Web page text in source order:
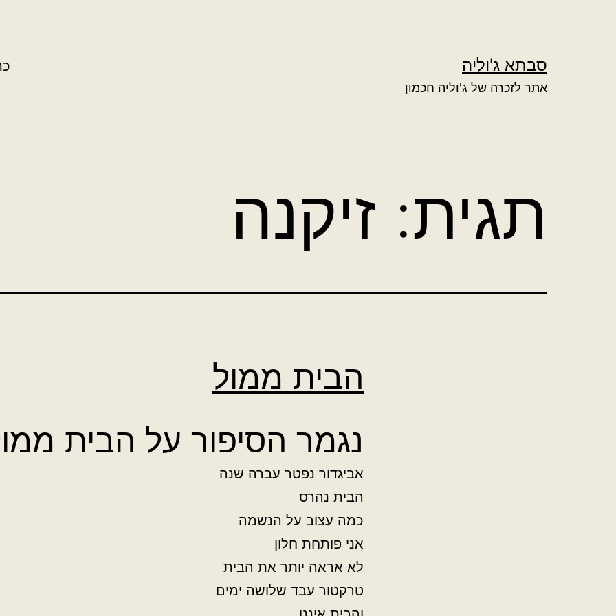
סבתא ג'וליה
אתר לזכרה של ג'וליה חכמון
תגית: זיקנה
הבית ממול
נגמר הסיפור על הבית
אביגדור נפטר עברה שנה
הבית נהרס
כמה עצוב על הנשמה
אני פותחת חלון
לא אראה יותר את הבית
טרקטור עבד שלושה ימים